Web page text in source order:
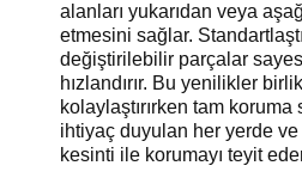
alanları yukarıdan veya
etmesini sağlar.
değiştirilebilir parçalar
hızlandırır. Bu yenilikler
kolaylaştırırken tam koruma
ihtiyaç duyulan her yerde
kesinti ile korumayı teyit